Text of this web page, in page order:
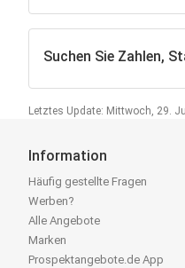
Suchen Sie Zahlen,
Letztes Update: Mittwoch, 29.
Information
Häufig gestellte Fragen
Werben?
Alle Angebote
Marken
Prospektangebote.de App